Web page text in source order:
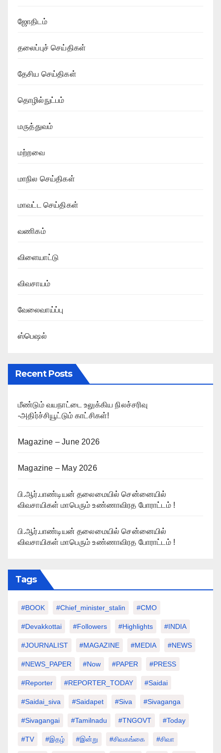
ஜோதிடம்
தலைப்புச் செய்திகள்
தேசிய செய்திகள்
தொழில்நுட்பம்
மருத்துவம்
மற்றவை
மாநில செய்திகள்
மாவட்ட செய்திகள்
வணிகம்
விளையாட்டு
விவசாயம்
வேலைவாய்ப்பு
ஸ்பெஷல்
Recent Posts
மீண்டும் வயநாட்டை உலுக்கிய நிலச்சரிவு
-அதிர்ச்சியூட்டும் காட்சிகள்!
Magazine – June 2026
Magazine – May 2026
பி.ஆர்.பாண்டியன் தலைமையில் சென்னையில்
விவசாயிகள் மாபெரும் உண்ணாவிரத போராட்டம் !
பி.ஆர்.பாண்டியன் தலைமையில் சென்னையில்
விவசாயிகள் மாபெரும் உண்ணாவிரத போராட்டம் !
Tags
#BOOK #chief_minister_stalin #CMO
#devakkottai #followers #highlights #INDIA
#JOURNALIST #MAGAZINE #MEDIA #NEWS
#NEWS_PAPER #Now #PAPER #PRESS
#Reporter #REPORTER_TODAY #saidai
#saidai_siva #saidapet #Siva #Sivaganga
#sivagangai #tamilnadu #TNGOVT #today
#TV #இதழ் #இன்று #சிவகங்கை #சிவா